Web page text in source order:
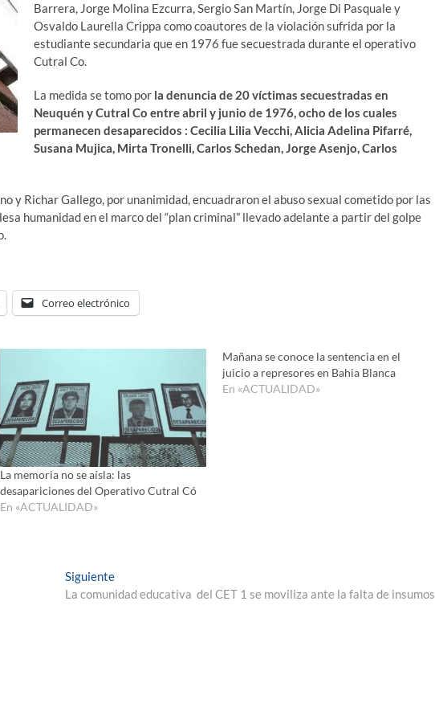
Barrera, Jorge Molina Ezcurra, Sergio San Martín, Jorge Di Pasquale y
Osvaldo Laurella Crippa como coautores de la violación sufrida por la
estudiante secundaria que en 1976 fue secuestrada durante el operativo
Cutral Co.
La medida se tomo por la denuncia de 20 víctimas secuestradas en
Neuquén y Cutral Co entre abril y junio de 1976, ocho de los cuales
permanecen desaparecidos : Cecilia Lilia Vecchi, Alicia Adelina Pifarré,
Susana Mujica, Mirta Tronelli, Carlos Schedan, Jorge Asenjo, Carlos
y Richar Gallego, por unanimidad, encuadraron el abuso sexual cometido por las
humanidad en el marco del “plan criminal” llevado adelante a partir del golpe
Correo electrónico
La memoria no se aísla: las
desapariciones del Operativo Cutral Có
En «ACTUALIDAD»
Mañana se conoce la sentencia en el
juicio a represores en Bahia Blanca
En «ACTUALIDAD»
SiguienteEntrada
siguiente:
La comunidad educativa del CET 1 se moviliza ante la falta de insumos